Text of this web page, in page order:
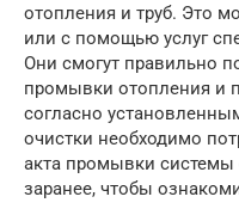
отопления и труб. Это
или с помощью услуг
Они смогут правильно
промывки отопления и
согласно
очистки необходимо
акта промывки
заранее, чтобы